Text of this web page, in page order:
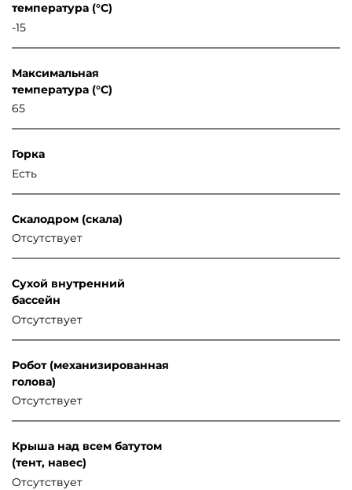
температура (°C)
-15
Максимальная
температура (°C)
65
Горка
Есть
Скалодром (скала)
Отсутствует
Сухой внутренний
бассейн
Отсутствует
Робот (механизированная
голова)
Отсутствует
Крыша над всем батутом
(тент, навес)
Отсутствует